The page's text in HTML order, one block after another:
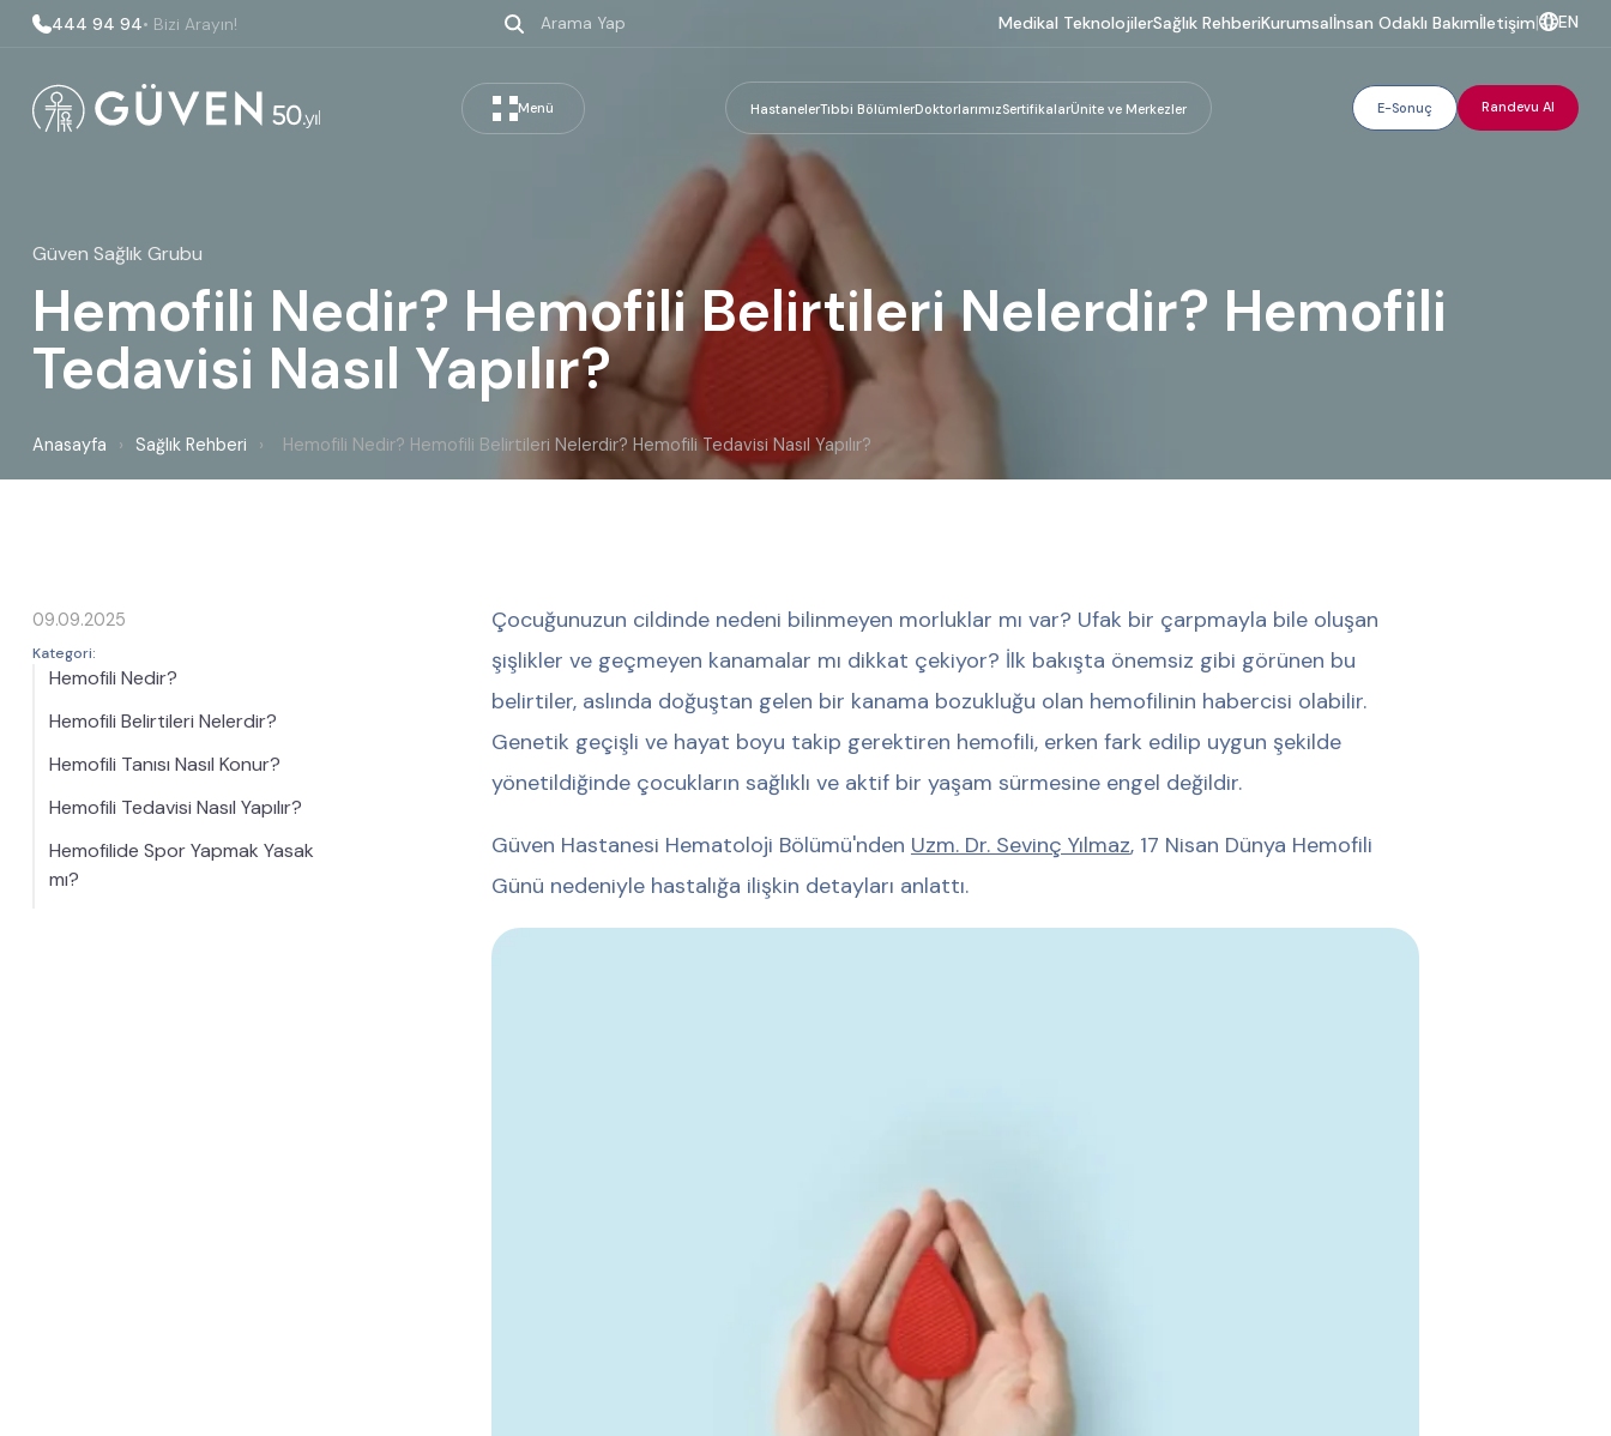
444 94 94• Bizi Arayın! Medikal TeknolojilerSağlık RehberiKurumsalİnsan Odaklı Bakımİletişim| EN
Menü HastanelerTıbbi BölümlerDoktorlarımızSertifikalarÜnite ve Merkezler E-Sonuç Randevu Al
Güven Sağlık Grubu
Hemofili Nedir? Hemofili Belirtileri Nelerdir? Hemofili
Tedavisi Nasıl Yapılır?
Anasayfa › Sağlık Rehberi › Hemofili Nedir? Hemofili Belirtileri Nelerdir? Hemofili Tedavisi Nasıl Yapılır?
09.09.2025
Kategori:
Hemofili Nedir?
Hemofili Belirtileri Nelerdir?
Hemofili Tanısı Nasıl Konur?
Hemofili Tedavisi Nasıl Yapılır?
Hemofilide Spor Yapmak Yasak
mı?
Çocuğunuzun cildinde nedeni bilinmeyen morluklar mı var? Ufak bir çarpmayla bile oluşan
şişlikler ve geçmeyen kanamalar mı dikkat çekiyor? İlk bakışta önemsiz gibi görünen bu
belirtiler, aslında doğuştan gelen bir kanama bozukluğu olan hemofilinin habercisi olabilir.
Genetik geçişli ve hayat boyu takip gerektiren hemofili, erken fark edilip uygun şekilde
yönetildiğinde çocukların sağlıklı ve aktif bir yaşam sürmesine engel değildir.
Güven Hastanesi Hematoloji Bölümü'nden Uzm. Dr. Sevinç Yılmaz, 17 Nisan Dünya Hemofili
Günü nedeniyle hastalığa ilişkin detayları anlattı.